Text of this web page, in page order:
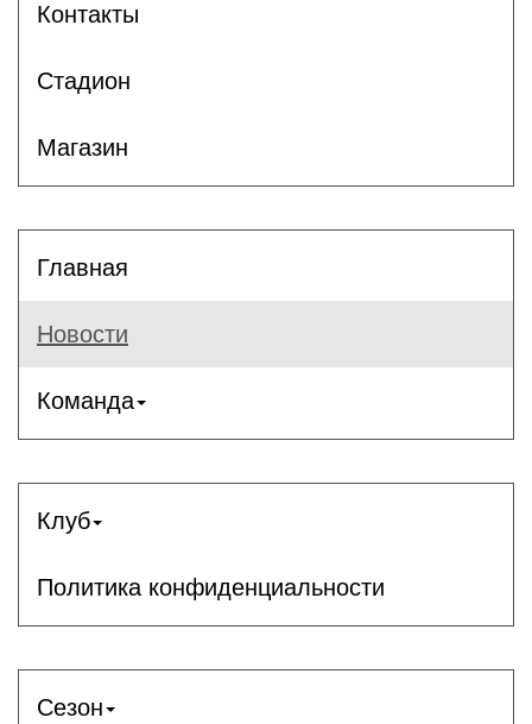
Контакты
Стадион
Магазин
Главная
Новости
Команда
Клуб
Политика конфиденциальности
Сезон